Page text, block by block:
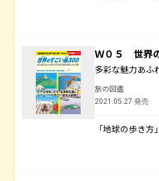
Ｗ０５ 世界
多彩な魅力あふ
旅の図鑑
2021.05.27 発売
「地球の歩き